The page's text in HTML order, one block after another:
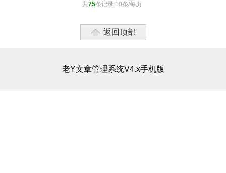
共75条记录 10条/每页
返回顶部
老Y文章管理系统V4.x手机版